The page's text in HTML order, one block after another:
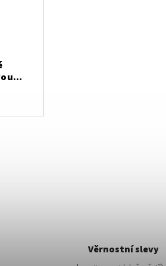
Věrnostní slevy